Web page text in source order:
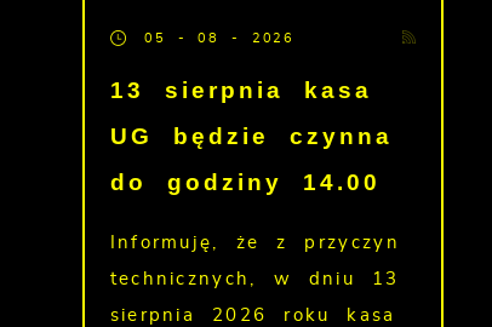
05 - 08 - 2026
13 sierpnia kasa
UG będzie czynna
do godziny 14.00
Informuję, że z przyczyn
technicznych, w dniu 13
sierpnia 2026 roku kasa